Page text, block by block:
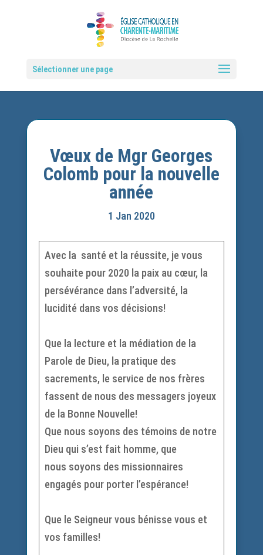
Sélectionner une page
Vœux de Mgr Georges
Colomb pour la nouvelle
année
1 Jan 2020
Avec la santé et la réussite, je vous
souhaite pour 2020 la paix au cœur, la
persévérance dans l’adversité, la
lucidité dans vos décisions!
Que la lecture et la médiation de la
Parole de Dieu, la pratique des
sacrements, le service de nos frères
fassent de nous des messagers joyeux
de la Bonne Nouvelle!
Que nous soyons des témoins de notre
Dieu qui s’est fait homme, que
nous soyons des missionnaires
engagés pour porter l’espérance!
Que le Seigneur vous bénisse vous et
vos familles!